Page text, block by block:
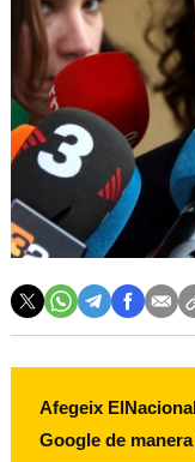
Afegeix
Google de